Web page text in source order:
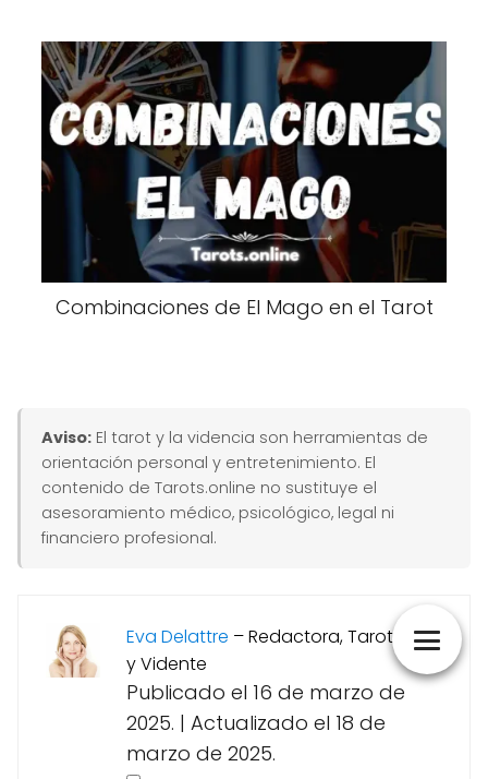
Combinaciones de El Mago en el Tarot
Aviso: El tarot y la videncia son herramientas de
orientación personal y entretenimiento. El
contenido de Tarots.online no sustituye el
asesoramiento médico, psicológico, legal ni
financiero profesional.
Eva Delattre –Redactora, Tarotista
y Vidente
Publicado el 16 de marzo de
2025. | Actualizado el 18 de
marzo de 2025.